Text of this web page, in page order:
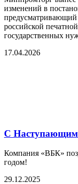
изменений в
предусматривающий
российской
государственных
17.04.2026
С
Компания «ВБК»
годом!
29.12.2025